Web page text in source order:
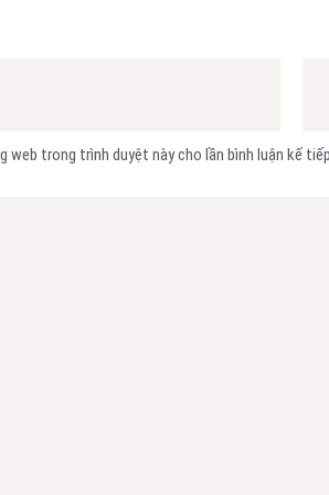
web trong trình duyệt này cho lần bình luận kế